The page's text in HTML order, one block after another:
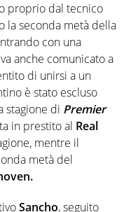
proprio dal tecnico
la seconda metà della
con una
anche comunicato a
di unirsi a un
è stato escluso
stagione di Premier
in prestito al Real
mentre il
metà del
Sancho, seguito